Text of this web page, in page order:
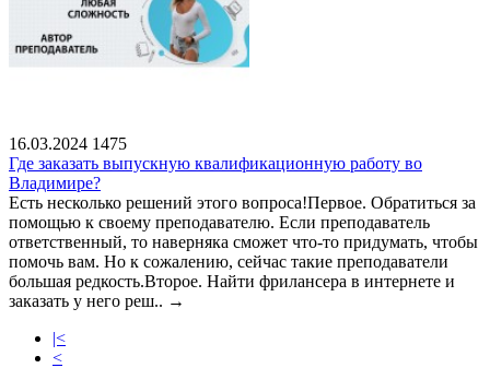
16.03.2024 1475
Где заказать выпускную квалификационную работу во
Владимире?
Есть несколько решений этого вопроса!Первое. Обратиться за
помощью к своему преподавателю. Если преподаватель
ответственный, то наверняка сможет что-то придумать, чтобы
помочь вам. Но к сожалению, сейчас такие преподаватели
большая редкость.Второе. Найти фрилансера в интернете и
заказать у него реш.. →
|<
<